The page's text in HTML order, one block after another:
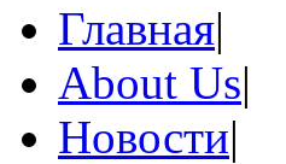
Главная|
About Us|
Новости|